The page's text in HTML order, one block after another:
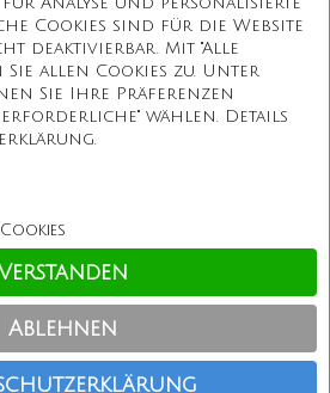
Alle Rechte vorbehalten.
Cookies sind für die Website
deaktivierbar. Mit "Alle
Sie allen Cookies zu. Unter
Sie Ihre Präferenzen
erforderliche" wählen. Details
Ablehnen